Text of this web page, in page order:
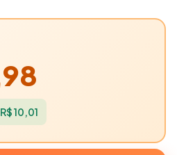
Açaí
- 20% OFF |
10,01